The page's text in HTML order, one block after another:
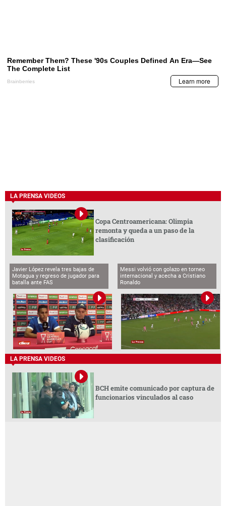
LA PRENSA VIDEOS
Copa Centroamericana: Olimpia
remonta y queda a un paso de la
clasificación
Javier López revela tres bajas de
Motagua y regreso de jugador para
batalla ante FAS
Messi volvió con golazo en torneo
internacional y acecha a Cristiano
Ronaldo
LA PRENSA VIDEOS
BCH emite comunicado por captura de
funcionarios vinculados al caso